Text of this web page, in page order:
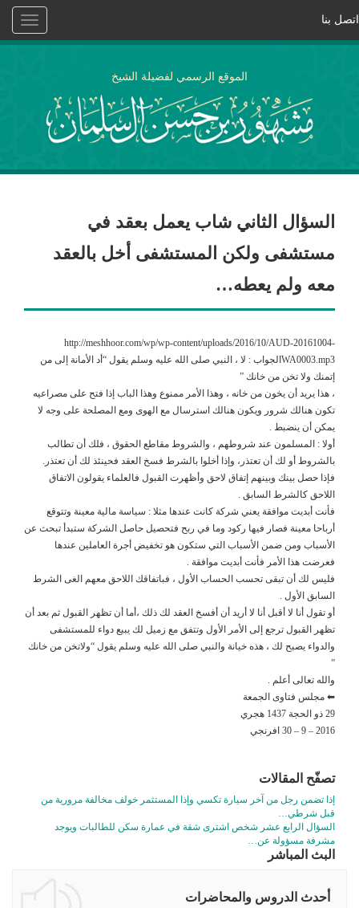
Toggle
اتصل بنا
الموقع الرسمي لفضيلة الشيخ
السؤال الثاني شاب يعمل بعقد في
مستشفى ولكن المستشفى أخل بالعقد
معه ولم يعطه…
http://meshhoor.com/wp/wp-content/uploads/2016/10/AUD-20161004-
WA0003.mp3الجواب : لا ، النبي صلى الله عليه وسلم يقول “أد الأمانة إلى من
إتمنك ولا تخن من خانك ”
، هذا يريد أن يخون من خانه ، وهذا الأمر ممنوع وهذا الباب إذا فتح على مصراعيه
تكون هنالك شرور ويكون هنالك استرسال مع الهوى ومع المصلحة على وجه لا
يمكن أن ينضبط .
أولا : المسلمون عند شروطهم ، والشروط مقاطع الحقوق ، فلك أن تطالب
بالشروط أو لك أن تعتذر، وإذا أخلوا بالشرط فسخ العقد فحينئذ لك أن تعتذر.
فإذا حصل بينك وبينهم إتفاق لاحق وأظهرت القبول فالعلماء يقولون الاتفاق
اللاحق كالشرط السابق .
فأنت أبديت موافقة يعني شركة كانت عندها مثلا : سياسة مالية معينة وتتوقع
أرباحا معينة فصار فيها ركود وما في ربح فتحصيل حاصل الشركة ستبدأ تبحث عن
الأسباب ومن ضمن الأسباب التي ستكون هو تخفيض أجرة العاملين عندها
فعرضت هذا الأمر فأنت أبديت موافقة .
فليس لك أن تبقى تحسب الحساب الأول ، فباتفاقك اللاحق معهم الغى الشرط
السابق الأول .
أو تقول أنا لا أقبل أنا لا أريد أن أفسخ العقد لك ذلك ،أما أن تظهر القبول ثم بعد أن
تظهر القبول ترجع إلى الأمر الأول وتتفق مع زميل لك يبيع دواء للمستشفى
والدواء يصبح لك ، هذه خيانة والنبي صلى الله عليه وسلم يقول “ولاتخن من خانك
”
والله تعالى أعلم .
⬅ مجلس فتاوى الجمعة
29 ذو الحجة 1437 هجري
2016 – 9 – 30 افرنجي
تصفّح المقالات
إذا تضمن رجل من آخر سيارة تكسي وإذا المستثمر خولف مخالفة مرورية من
قبل شرطي…
السؤال الرابع عشر شخص اشترى شقة في عمارة سكن للطالبات ويوجد
مشرفة مسؤولة عن…
البث المباشر
أحدث الدروس والمحاضرات